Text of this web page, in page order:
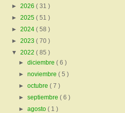
► 2026 ( 31 )
► 2025 ( 51 )
► 2024 ( 58 )
► 2023 ( 70 )
▼ 2022 ( 85 )
►diciembre( 6 )
►noviembre( 5 )
►octubre( 7 )
►septiembre( 6 )
►agosto( 1 )